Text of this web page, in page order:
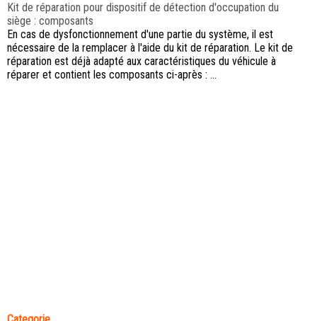
Kit de réparation pour dispositif de détection d'occupation du
siège : composants
En cas de dysfonctionnement d'une partie du système, il est
nécessaire de la remplacer à l'aide du kit de réparation. Le kit de
réparation est déjà adapté aux caractéristiques du véhicule à
réparer et contient les composants ci-après : ...